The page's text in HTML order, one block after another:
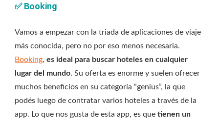
✅Booking
Vamos a empezar con la triada de aplicaciones de viaje
más conocida, pero no por eso menos necesaria.
Booking, es ideal para buscar hoteles en cualquier
lugar del mundo. Su oferta es enorme y suelen ofrecer
muchos beneficios en su categoría “genius”, la que
podés luego de contratar varios hoteles a través de la
app. Lo que nos gusta de esta app, es que tienen un